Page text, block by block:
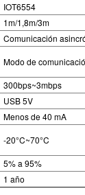
IOT6554
1m/1,8m/3m
Comunicación
Modo de
300bps~3mbps
USB 5V
Menos de 40 mA
-20°C~70°C
5% a 95%
1 año